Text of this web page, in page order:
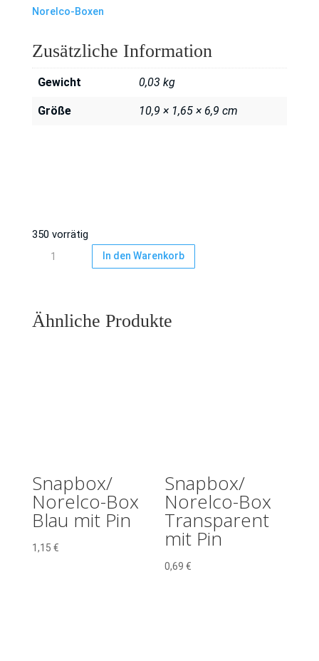
Norelco-Boxen
Zusätzliche Information
Gewicht 0,03 kg
Größe 10,9 × 1,65 × 6,9 cm
350 vorrätig
Snapbox/
mit
In den Warenkorb
Ähnliche Produkte
Snapbox/
Norelco-Box
Blau mit Pin
1,15 €
Snapbox/
Norelco-Box
Transparent
mit Pin
0,69€